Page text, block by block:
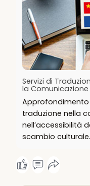
Servizi di
la
Approfondimento
traduzione nella
nell’accessibilità
scambio culturale.